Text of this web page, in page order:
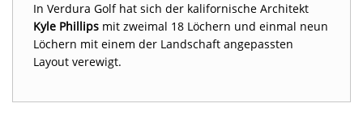
In Verdura Golf hat sich der kalifornische Architekt
Kyle Phillips mit zweimal 18 Löchern und einmal neun
Löchern mit einem der Landschaft angepassten
Layout verewigt.